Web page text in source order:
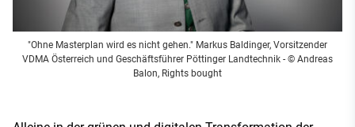
"Ohne Masterplan wird es nicht gehen." Markus Baldinger, Vorsitzender
VDMA Österreich und Geschäftsführer Pöttinger Landtechnik - © Andreas
Balon, Rights bought